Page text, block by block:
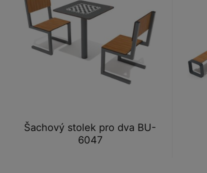
Šachový stolek pro dva BU-
6047